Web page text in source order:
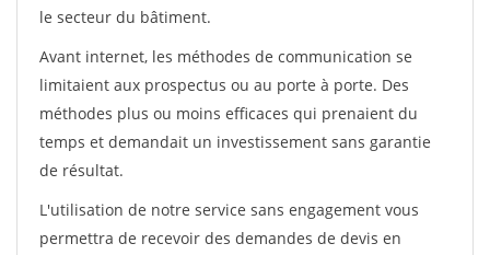
le secteur du bâtiment.
Avant internet, les méthodes de communication se
limitaient aux prospectus ou au porte à porte. Des
méthodes plus ou moins efficaces qui prenaient du
temps et demandait un investissement sans garantie
de résultat.
L'utilisation de notre service sans engagement vous
permettra de recevoir des demandes de devis en